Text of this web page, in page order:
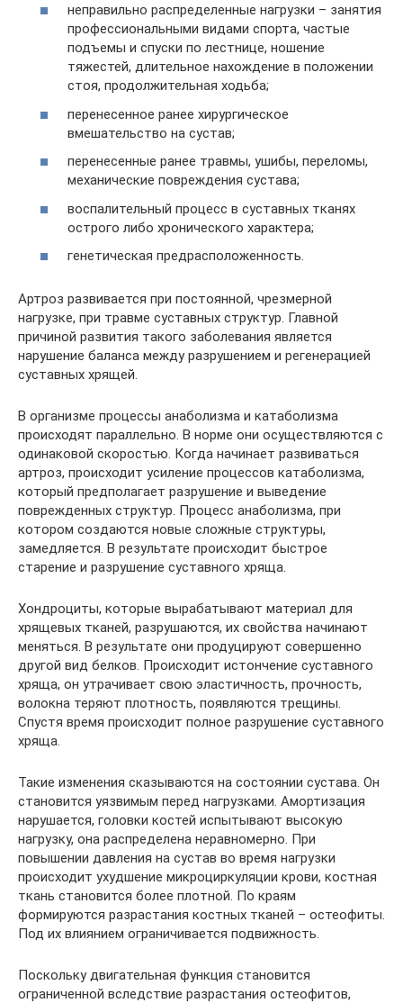
неправильно распределенные нагрузки – занятия
профессиональными видами спорта, частые
подъемы и спуски по лестнице, ношение
тяжестей, длительное нахождение в положении
стоя, продолжительная ходьба;
перенесенное ранее хирургическое
вмешательство на сустав;
перенесенные ранее травмы, ушибы, переломы,
механические повреждения сустава;
воспалительный процесс в суставных тканях
острого либо хронического характера;
генетическая предрасположенность.
Артроз развивается при постоянной, чрезмерной
нагрузке, при травме суставных структур. Главной
причиной развития такого заболевания является
нарушение баланса между разрушением и регенерацией
суставных хрящей.
В организме процессы анаболизма и катаболизма
происходят параллельно. В норме они осуществляются с
одинаковой скоростью. Когда начинает развиваться
артроз, происходит усиление процессов катаболизма,
который предполагает разрушение и выведение
поврежденных структур. Процесс анаболизма, при
котором создаются новые сложные структуры,
замедляется. В результате происходит быстрое
старение и разрушение суставного хряща.
Хондроциты, которые вырабатывают материал для
хрящевых тканей, разрушаются, их свойства начинают
меняться. В результате они продуцируют совершенно
другой вид белков. Происходит истончение суставного
хряща, он утрачивает свою эластичность, прочность,
волокна теряют плотность, появляются трещины.
Спустя время происходит полное разрушение суставного
хряща.
Такие изменения сказываются на состоянии сустава. Он
становится уязвимым перед нагрузками. Амортизация
нарушается, головки костей испытывают высокую
нагрузку, она распределена неравномерно. При
повышении давления на сустав во время нагрузки
происходит ухудшение микроциркуляции крови, костная
ткань становится более плотной. По краям
формируются разрастания костных тканей – остеофиты.
Под их влиянием ограничивается подвижность.
Поскольку двигательная функция становится
ограниченной вследствие разрастания остеофитов,